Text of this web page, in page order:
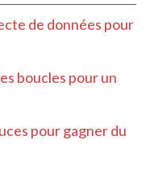
de données pour
boucles pour un
pour gagner du